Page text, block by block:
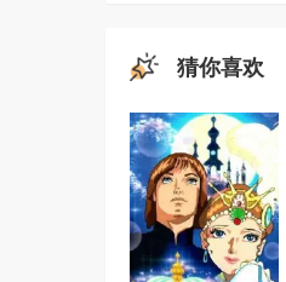
猜你喜欢